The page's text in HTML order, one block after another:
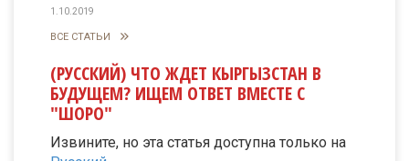
1.10.2019
ВСЕ СТАТЬИ
(РУССКИЙ) ЧТО ЖДЕТ КЫРГЫЗСТАН В
БУДУЩЕМ? ИЩЕМ ОТВЕТ ВМЕСТЕ С
"ШОРО"
Извините, но эта статья доступна только на